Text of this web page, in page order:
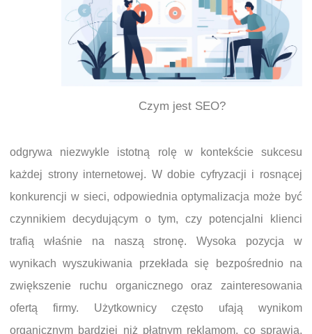
Czym jest SEO?
odgrywa niezwykle istotną rolę w kontekście sukcesu
każdej strony internetowej. W dobie cyfryzacji i rosnącej
konkurencji w sieci, odpowiednia optymalizacja może być
czynnikiem decydującym o tym, czy potencjalni klienci
trafią właśnie na naszą stronę. Wysoka pozycja w
wynikach wyszukiwania przekłada się bezpośrednio na
zwiększenie ruchu organicznego oraz zainteresowania
ofertą firmy. Użytkownicy często ufają wynikom
organicznym bardziej niż płatnym reklamom, co sprawia,